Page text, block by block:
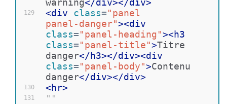
129
130
131
warning</div></div>
<div class="panel
panel-danger"><div
class="panel-heading"><h3
class="panel-title">Titre
danger</h3></div><div
class="panel-body">Contenu
danger</div></div>
<hr>
""